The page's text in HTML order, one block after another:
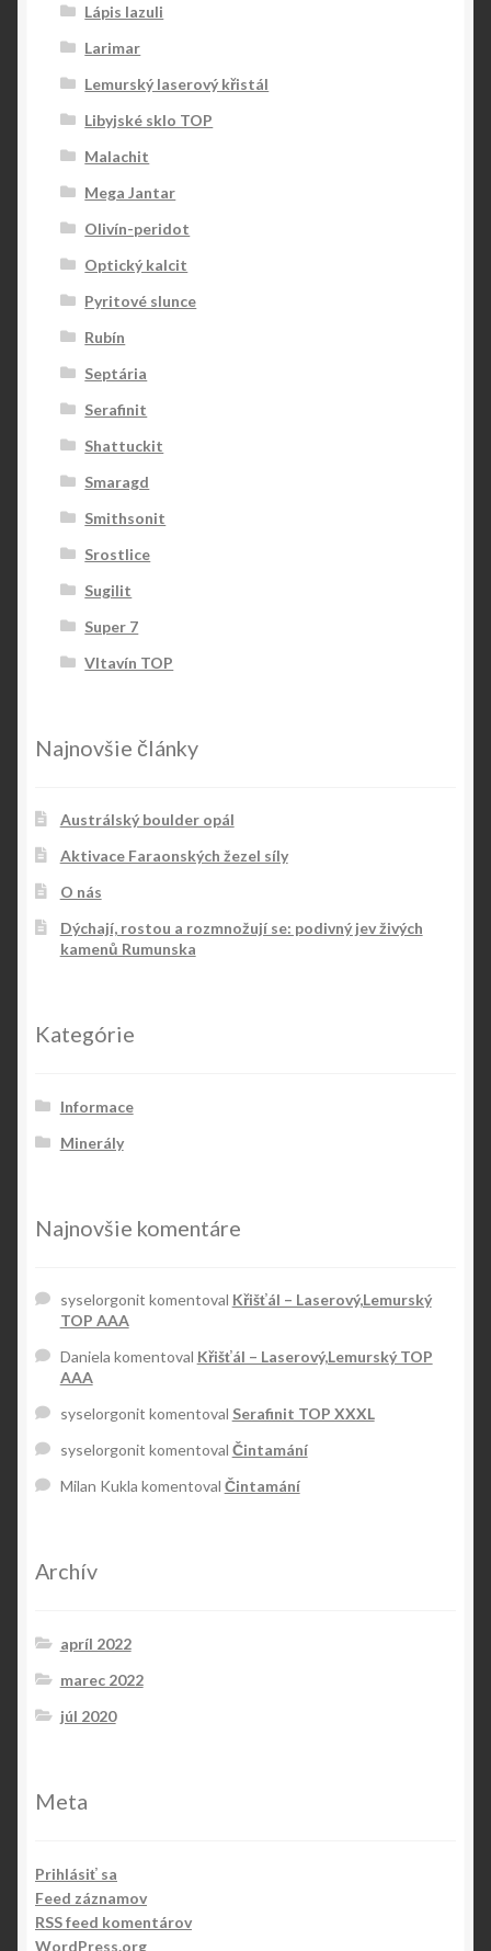
Lápis lazuli
Larimar
Lemurský laserový křistál
Libyjské sklo TOP
Malachit
Mega Jantar
Olivín-peridot
Optický kalcit
Pyritové slunce
Rubín
Septária
Serafinit
Shattuckit
Smaragd
Smithsonit
Srostlice
Sugilit
Super 7
Vltavín TOP
Najnovšie články
Austrálský boulder opál
Aktivace Faraonských žezel síly
O nás
Dýchají, rostou a rozmnožují se: podivný jev živých
kamenů Rumunska
Kategórie
Informace
Minerály
Najnovšie komentáre
syselorgonit komentoval Křišťál – Laserový,Lemurský
TOP AAA
Daniela komentoval Křišťál – Laserový,Lemurský TOP
AAA
syselorgonit komentoval Serafinit TOP XXXL
syselorgonit komentoval Čintamání
Milan Kukla komentoval Čintamání
Archív
apríl 2022
marec 2022
júl 2020
Meta
Prihlásiť sa
Feed záznamov
RSS feed komentárov
WordPress.org